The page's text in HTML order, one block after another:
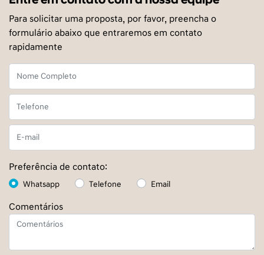
Para solicitar uma proposta, por favor, preencha o
formulário abaixo que entraremos em contato
rapidamente
Preferência de contato:
Whatsapp Telefone Email
Comentários